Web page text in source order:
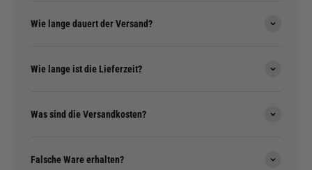
Wie lange dauert der Versand?
Wie lange ist die Lieferzeit?
Was sind die Versandkosten?
Falsche Ware erhalten?